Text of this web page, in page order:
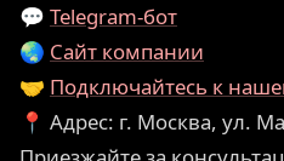
💬 Telegram-бот
🌏 Сайт компании
🤝 Подключайтесь к
📍 Адрес: г. Москва, ул.